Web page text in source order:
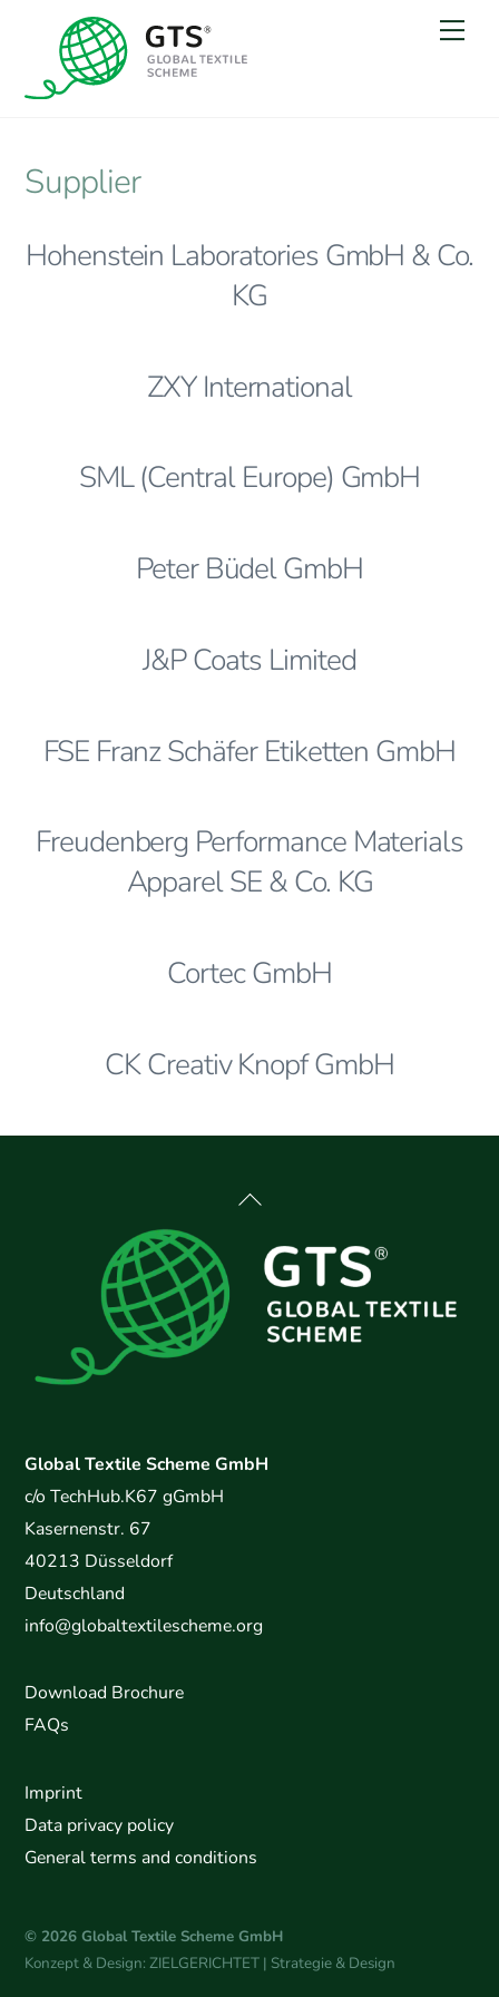
content
Supplier
Hohenstein Laboratories GmbH & Co.
KG
ZXY International
SML (Central Europe) GmbH
Peter Büdel GmbH
J&P Coats Limited
FSE Franz Schäfer Etiketten GmbH
Freudenberg Performance Materials
Apparel SE & Co. KG
Cortec GmbH
CK Creativ Knopf GmbH
Back
Top
Global Textile Scheme GmbH
c/o TechHub.K67 gGmbH
Kasernenstr. 67
40213 Düsseldorf
Deutschland
info@globaltextilescheme.org
Download Brochure
FAQs
Imprint
Data privacy policy
General terms and conditions
© 2026 Global Textile Scheme GmbH
Konzept & Design:ZIELGERICHTET | Strategie & Design